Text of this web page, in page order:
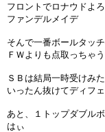
フロントでロナウドよ
ファンデルメイデ
そんで一番ボールタッ
ＦＷよりも点取っちゃ
ＳＢは結局一時受けみ
いったん抜けてディフ
あと、１トップダブル
はぃ